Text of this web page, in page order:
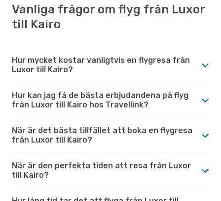
Vanliga frågor om flyg från Luxor
till Kairo
Hur mycket kostar vanligtvis en flygresa från
Luxor till Kairo?
Hur kan jag få de bästa erbjudandena på flyg
från Luxor till Kairo hos Travellink?
När är det bästa tillfället att boka en flygresa
från Luxor till Kairo?
När är den perfekta tiden att resa från Luxor
till Kairo?